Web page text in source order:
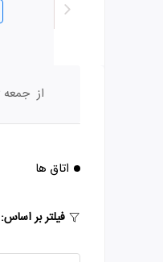
از جمعه 16 مرداد
اتاق ها
فیلتر بر اساس: